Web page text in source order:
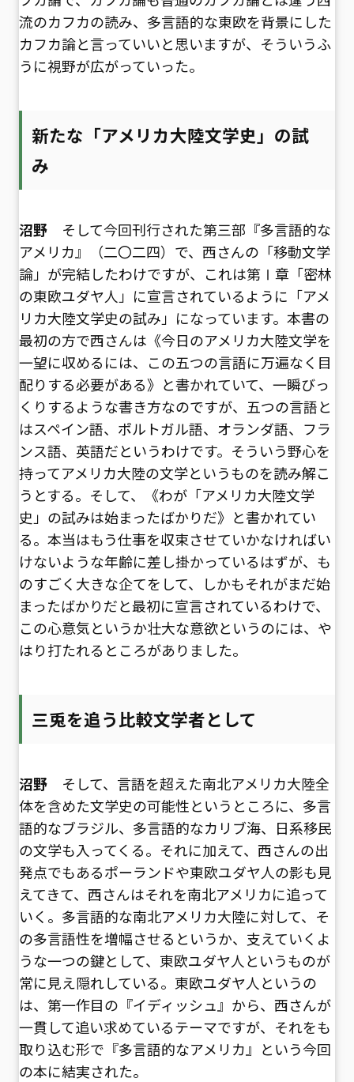
流のカフカの読み、多言語的な東欧を背景にした
カフカ論と言っていいと思いますが、そういうふ
うに視野が広がっていった。
新たな「アメリカ大陸文学史」の試
み
沼野そして今回刊行された第三部『多言語的な
アメリカ』（二〇二四）で、西さんの「移動文学
論」が完結したわけですが、これは第Ⅰ章「密林
の東欧ユダヤ人」に宣言されているように「アメ
リカ大陸文学史の試み」になっています。本書の
最初の方で西さんは《今日のアメリカ大陸文学を
一望に収めるには、この五つの言語に万遍なく目
配りする必要がある》と書かれていて、一瞬びっ
くりするような書き方なのですが、五つの言語と
はスペイン語、ポルトガル語、オランダ語、フラ
ンス語、英語だというわけです。そういう野心を
持ってアメリカ大陸の文学というものを読み解こ
うとする。そして、《わが「アメリカ大陸文学
史」の試みは始まったばかりだ》と書かれてい
る。本当はもう仕事を収束させていかなければい
けないような年齢に差し掛かっているはずが、も
のすごく大きな企てをして、しかもそれがまだ始
まったばかりだと最初に宣言されているわけで、
この心意気というか壮大な意欲というのには、や
はり打たれるところがありました。
三兎を追う比較文学者として
沼野そして、言語を超えた南北アメリカ大陸全
体を含めた文学史の可能性というところに、多言
語的なブラジル、多言語的なカリブ海、日系移民
の文学も入ってくる。それに加えて、西さんの出
発点でもあるポーランドや東欧ユダヤ人の影も見
えてきて、西さんはそれを南北アメリカに追って
いく。多言語的な南北アメリカ大陸に対して、そ
の多言語性を増幅させるというか、支えていくよ
うな一つの鍵として、東欧ユダヤ人というものが
常に見え隠れしている。東欧ユダヤ人というの
は、第一作目の『イディッシュ』から、西さんが
一貫して追い求めているテーマですが、それをも
取り込む形で『多言語的なアメリカ』という今回
の本に結実された。